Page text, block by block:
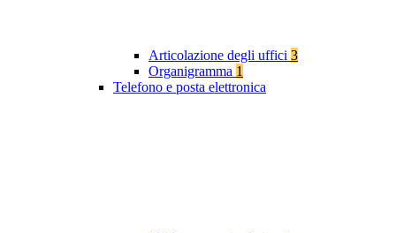
Articolazione degli uffici 3
Organigramma 1
Telefono e posta elettronica